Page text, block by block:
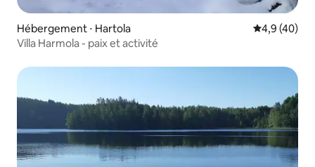
Hébergement ⋅ Hartola Évaluation
4,9 (40)
Villa Harmola - paix et activité